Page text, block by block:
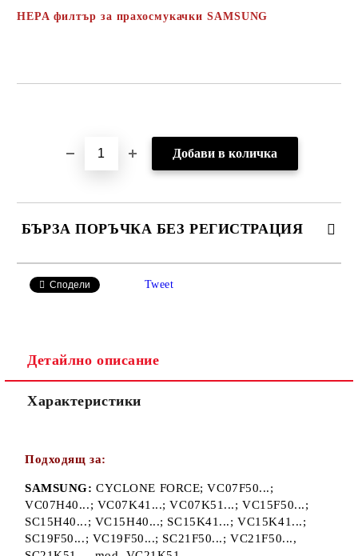
HEPA филтър за прахосмукачки SAMSUNG
БЪРЗА ПОРЪЧКА БЕЗ РЕГИСТРАЦИЯ
Ние ще се свържем с вас в рамките на работния ден.
Сподели Tweet
Детайлно описание
Характеристики
Подходящ за:
SAMSUNG: CYCLONE FORCE; VC07F50...;
VC07H40...; VC07K41...; VC07K51...; VC15F50...;
SC15H40...; VC15H40...; SC15K41...; VC15K41...;
SC19F50...; VC19F50...; SC21F50...; VC21F50...,